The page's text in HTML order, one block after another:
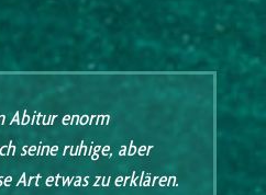
Abitur enorm
seine ruhige, aber
Art etwas zu erklären.